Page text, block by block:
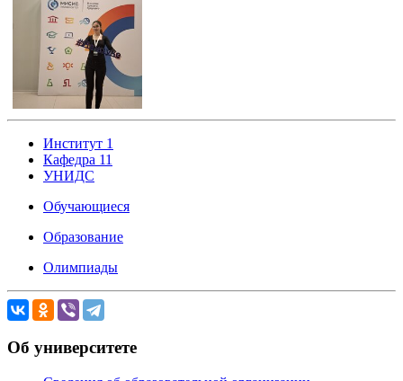
Институт 1
Кафедра 11
УНИДС
Обучающиеся
Образование
Олимпиады
Об университете